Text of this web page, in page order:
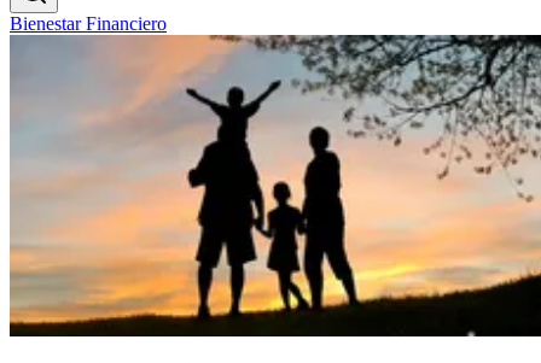
Bienestar Financiero